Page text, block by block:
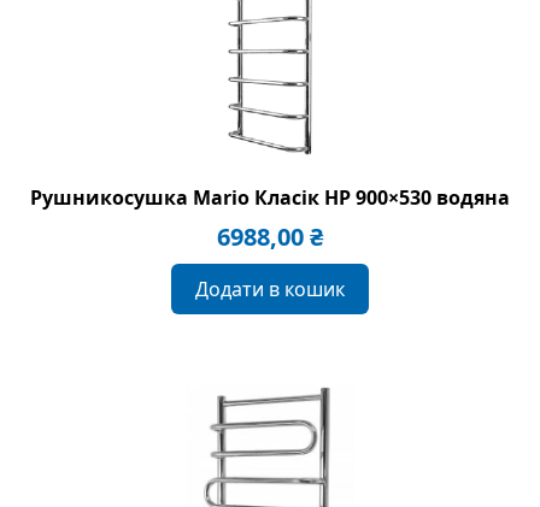
Рушникосушка Mario Класік HP 900×530 водяна
6988,00₴
Додати в кошик